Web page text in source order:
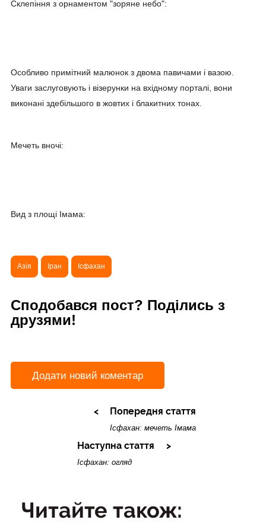
Склепіння з орнаментом "зоряне небо":
Особливо примітний малюнок з двома павичами і вазою.
Уваги заслуговують і візерунки на вхідному порталі, вони
виконані здебільшого в жовтих і блакитних тонах.
Мечеть вночі:
Вид з площі Імама:
Азія Іран Ісфахан
Сподобався пост? Поділись з
друзями!
Додати новий коментар
Попередня стаття
Ісфахан: мечеть Імама
Наступна стаття
Ісфахан: огляд
Читайте також: